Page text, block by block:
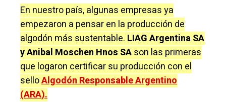
En nuestro país, algunas empresas ya
empezaron a pensar en la producción de
algodón más sustentable. LIAG Argentina SA
y Anibal Moschen Hnos SAson las primeras
que logaron certificar su producción con el
selloAlgodón Responsable Argentino
(ARA).